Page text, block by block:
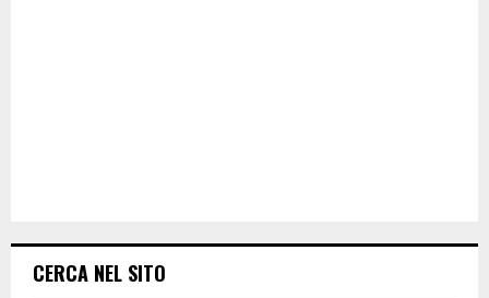
CERCA NEL SITO